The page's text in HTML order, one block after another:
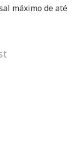
máximo de até